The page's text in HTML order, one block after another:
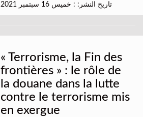
تاريخ النشر: : خميس 16 سبتمبر 2021
« Terrorisme, la Fin des
frontières » : le rôle de
la douane dans la lutte
contre le terrorisme mis
en exergue